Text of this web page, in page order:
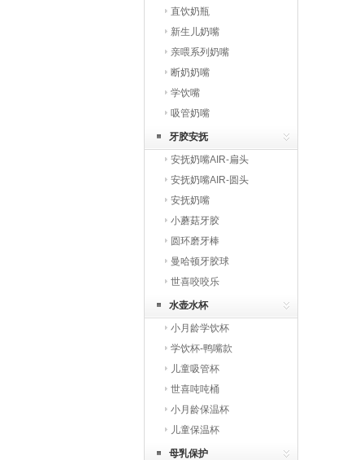
直饮奶瓶
新生儿奶嘴
亲喂系列奶嘴
断奶奶嘴
学饮嘴
吸管奶嘴
牙胶安抚
安抚奶嘴AIR-扁头
安抚奶嘴AIR-圆头
安抚奶嘴
小蘑菇牙胶
圆环磨牙棒
曼哈顿牙胶球
世喜咬咬乐
水壶水杯
小月龄学饮杯
学饮杯-鸭嘴款
儿童吸管杯
世喜吨吨桶
小月龄保温杯
儿童保温杯
母乳保护